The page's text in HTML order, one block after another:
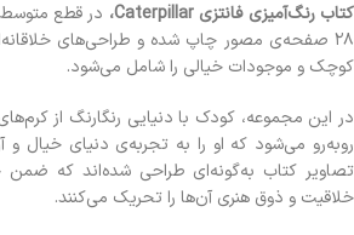
کتاب رنگ‌آمیزی فانتزی Caterpillar،
۲۸ صفحه‌ی مصور چاپ شده و طراحی‌های
کوچک و موجودات خیالی را شامل می‌شود.
در این مجموعه، کودک با دنیایی رنگارنگ از
روبه‌رو می‌شود که او را به تجربه‌ی دنیای خیال
تصاویر کتاب به‌گونه‌ای طراحی شده‌اند که
خلاقیت و ذوق هنری آن‌ها را تحریک می‌کنند.